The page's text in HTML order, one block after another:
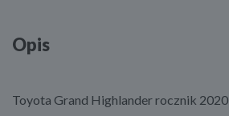
Opis
Toyota Grand Highlander rocznik 2020